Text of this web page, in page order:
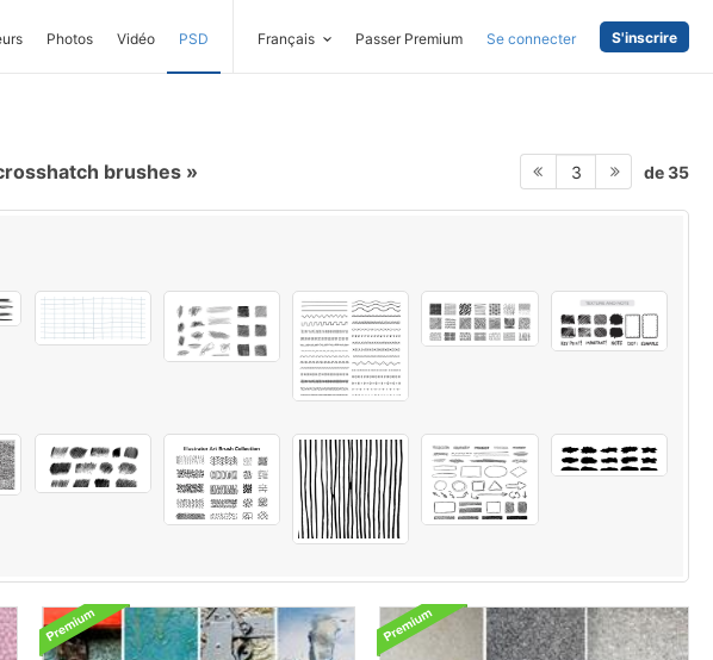
Photos Vidéo PSD Français Passer Premium Se connecter S'inscrire
brushes 3 de 35